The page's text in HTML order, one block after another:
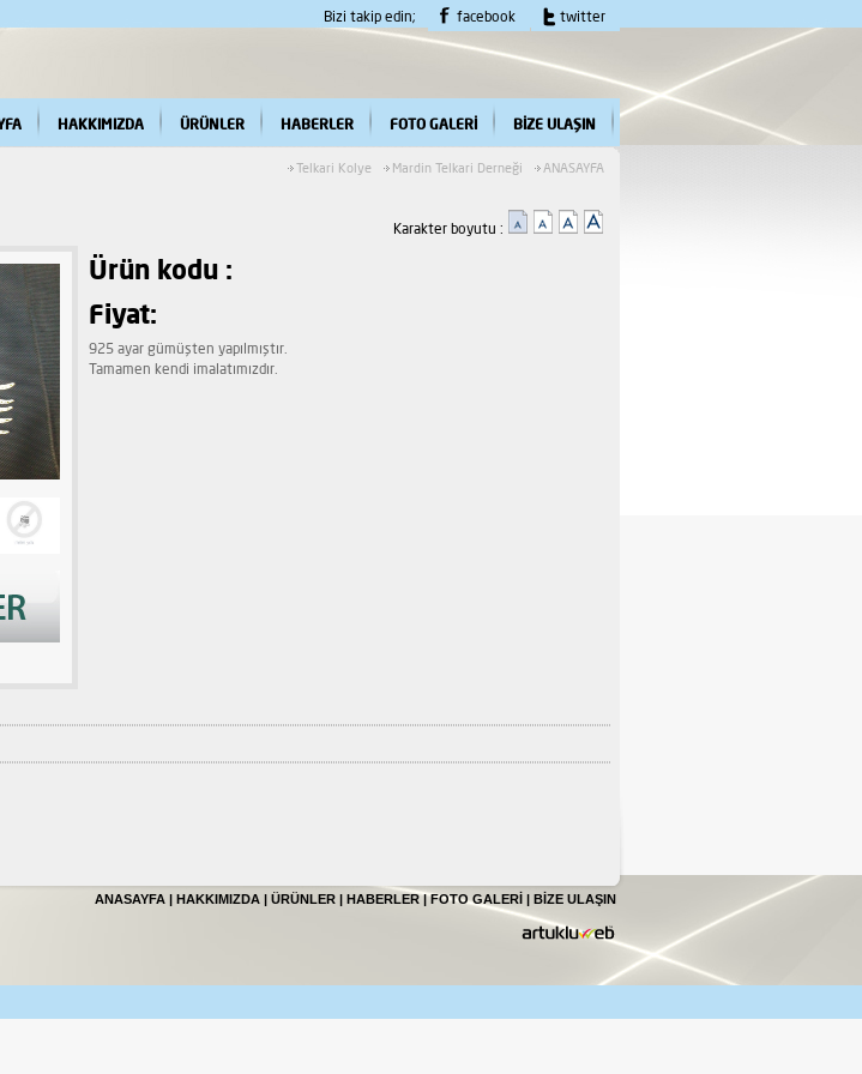
twitter
facebook
Bizi takip edin;
HAKKIMIZDA ÜRÜNLER HABERLER FOTO GALERİ BİZE ULAŞIN
ANASAYFA
Mardin Telkari Derneği
Telkari Kolye
Karakter boyutu :
Ürün kodu :
Fiyat:
925 ayar gümüşten yapılmıştır.
Tamamen kendi imalatımızdır.
ANASAYFA | HAKKIMIZDA | ÜRÜNLER | HABERLER|FOTO GALERİ | BİZE ULAŞIN